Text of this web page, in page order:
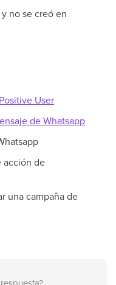
no se creó en
User
de Whatsapp
acción de
una campaña de